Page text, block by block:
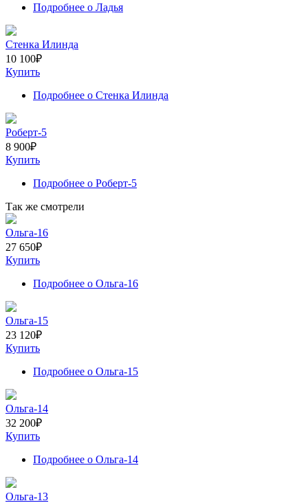
Подробнее о Ладья
Стенка Илинда
10 100₽
Купить
Подробнее о Стенка Илинда
Роберт-5
8 900₽
Купить
Подробнее о Роберт-5
Так же смотрели
Ольга-16
27 650₽
Купить
Подробнее о Ольга-16
Ольга-15
23 120₽
Купить
Подробнее о Ольга-15
Ольга-14
32 200₽
Купить
Подробнее о Ольга-14
Ольга-13